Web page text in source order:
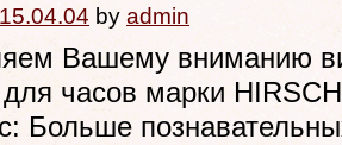
by admin
Вашему вниманию
часов марки
Больше